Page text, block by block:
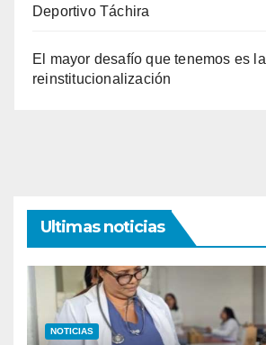
Deportivo Táchira
El mayor desafío que tenemos es la
reinstitucionalización
Ultimas noticias
NOTICIAS